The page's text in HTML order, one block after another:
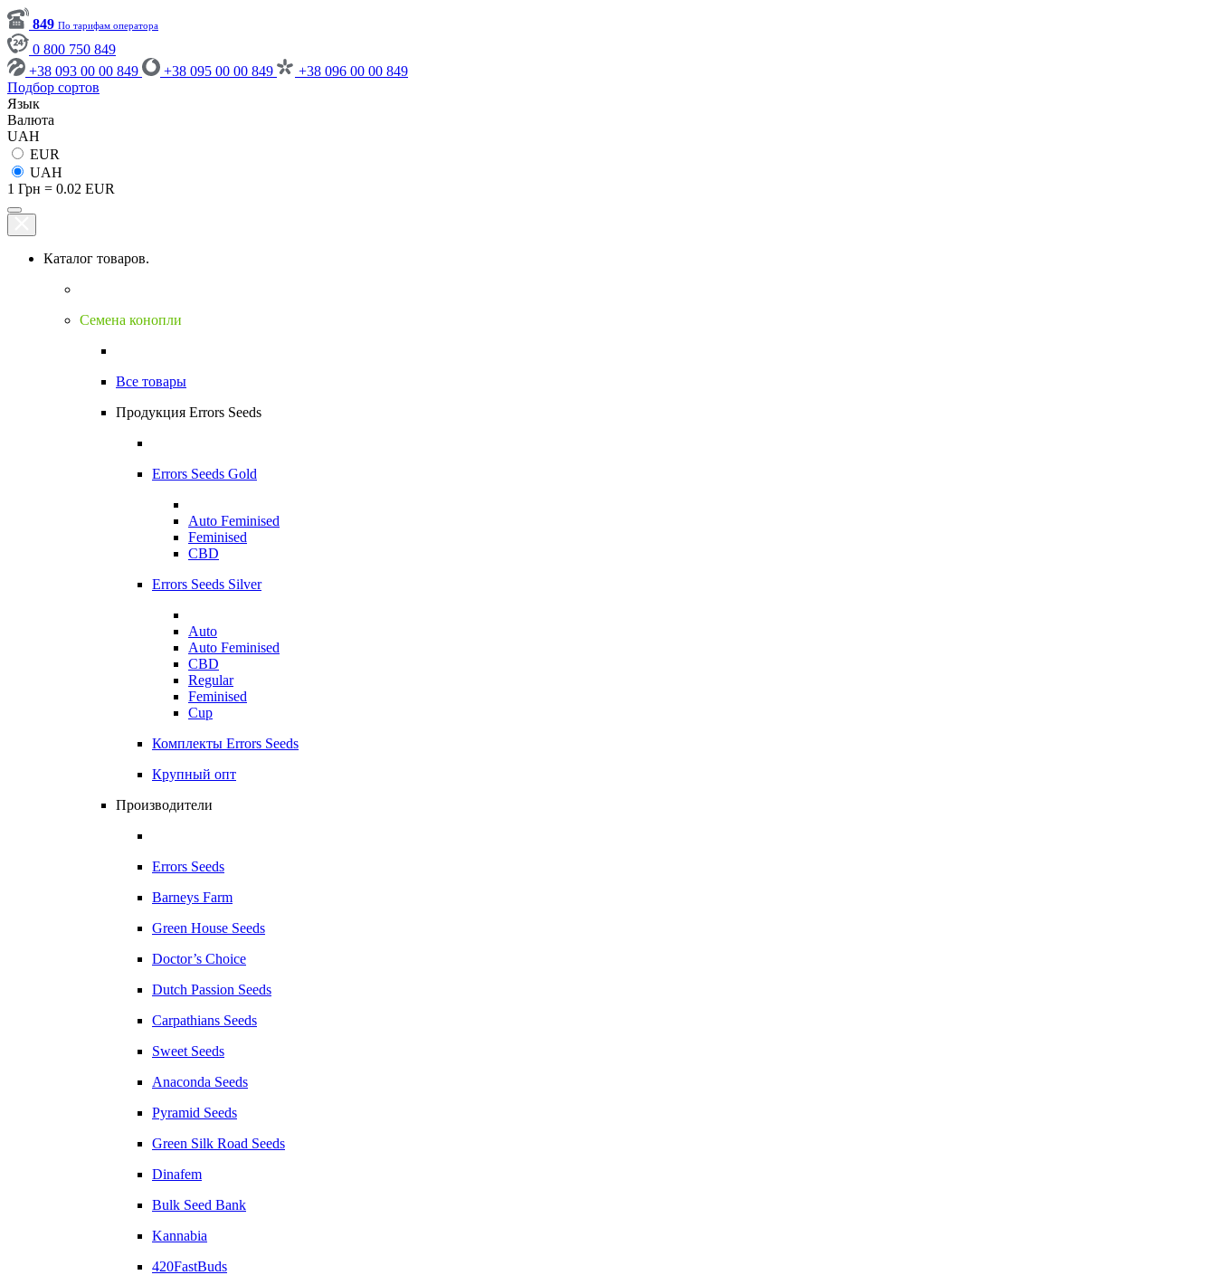
849 По тарифам оператора
0 800 750 849
+38 093 00 00 849
+38 095 00 00 849
+38 096 00 00 849
Подбор сортов
Язык
Валюта
UAH
EUR
UAH
1 Грн = 0.02 EUR
Каталог товаров.
Семена конопли
Все товары
Продукция Errors Seeds
Errors Seeds Gold
Auto Feminised
Feminised
CBD
Errors Seeds Silver
Auto
Auto Feminised
CBD
Regular
Feminised
Cup
Комплекты Errors Seeds
Крупный опт
Производители
Errors Seeds
Barneys Farm
Green House Seeds
Doctor’s Choice
Dutch Passion Seeds
Carpathians Seeds
Sweet Seeds
Anaconda Seeds
Pyramid Seeds
Green Silk Road Seeds
Dinafem
Bulk Seed Bank
Kannabia
420FastBuds